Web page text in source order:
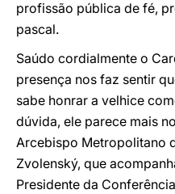
profissão pública de fé,
pascal.
Saúdo cordialmente o
presença nos faz sentir
sabe honrar a velhice
dúvida, ele parece mais
Arcebispo Metropolitano
Zvolenský, que
Presidente da